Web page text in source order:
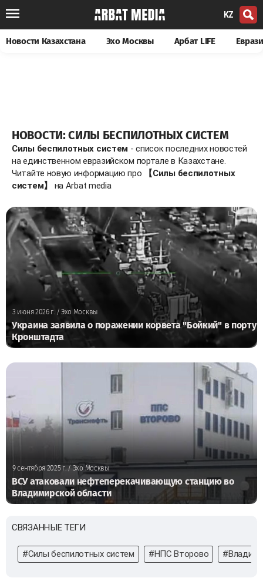
KZ
Новости Казахстана Эхо Москвы Арбат LIFE
НОВОСТИ: СИЛЫ БЕСПИЛОТНЫХ СИСТЕМ
Силы беспилотных систем - список последних новостей
на единственном евразийском портале в Казахстане.
Читайте новую информацию про
【Силы беспилотных
систем】
на Arbat media
3 июня 2026 г./ Эхо Москвы
Украина заявила о поражении корвета "Бойкий" в порту
Кронштадта
9 сентября 2025 г./ Эхо Москвы
ВСУ атаковали нефтеперекачивающую станцию во
Владимирской области
СВЯЗАННЫЕ ТЕГИ
#Силы беспилотных систем #НПС Второво